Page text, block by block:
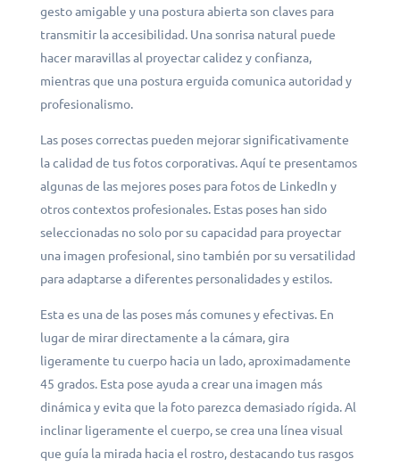
gesto amigable y una postura abierta son claves para
transmitir la accesibilidad. Una sonrisa natural puede
hacer maravillas al proyectar calidez y confianza,
mientras que una postura erguida comunica autoridad y
profesionalismo.
Las poses correctas pueden mejorar significativamente
la calidad de tus fotos corporativas. Aquí te presentamos
algunas de las mejores poses para fotos de LinkedIn y
otros contextos profesionales. Estas poses han sido
seleccionadas no solo por su capacidad para proyectar
una imagen profesional, sino también por su versatilidad
para adaptarse a diferentes personalidades y estilos.
Esta es una de las poses más comunes y efectivas. En
lugar de mirar directamente a la cámara, gira
ligeramente tu cuerpo hacia un lado, aproximadamente
45 grados. Esta pose ayuda a crear una imagen más
dinámica y evita que la foto parezca demasiado rígida. Al
inclinar ligeramente el cuerpo, se crea una línea visual
que guía la mirada hacia el rostro, destacando tus rasgos